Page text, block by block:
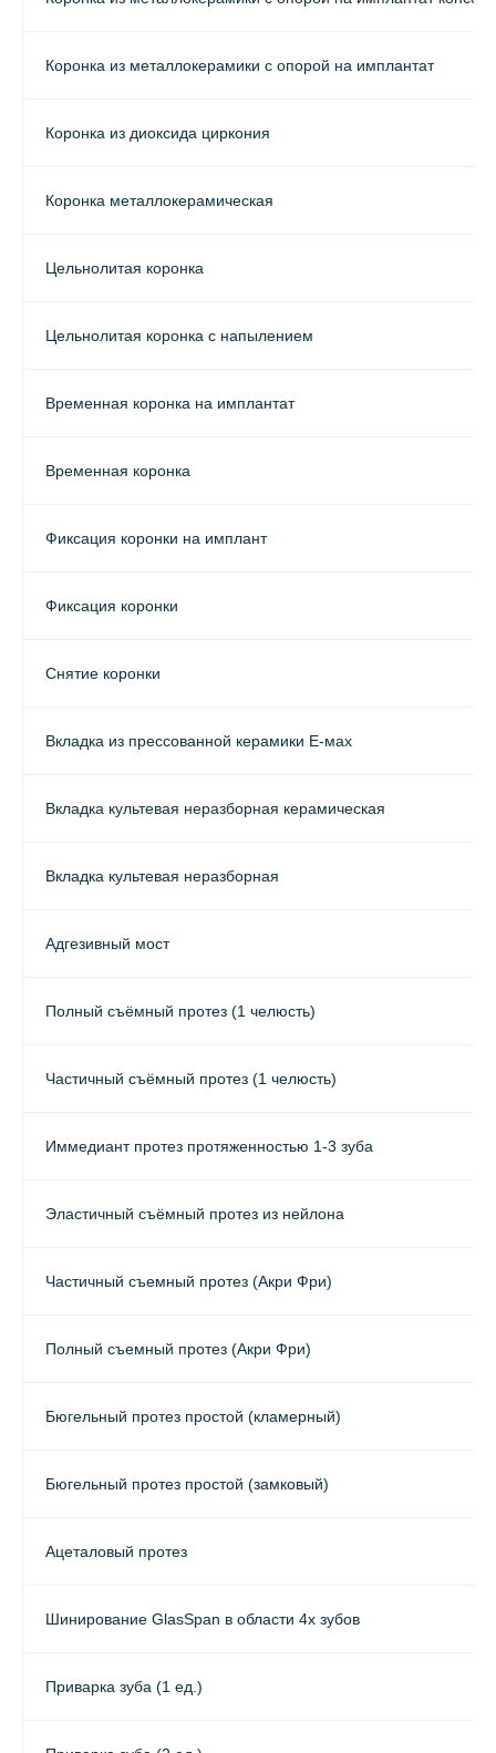
Коронка из металлокерамики с опорой на имплантат
Коронка из диоксида циркония
Коронка металлокерамическая
Цельнолитая коронка
Цельнолитая коронка с напылением
Временная коронка на имплантат
Временная коронка
Фиксация коронки на имплант
Фиксация коронки
Снятие коронки
Вкладка из прессованной керамики E-мах
Вкладка культевая неразборная керамическая
Вкладка культевая неразборная
Адгезивный мост
Полный съёмный протез (1 челюсть)
Частичный съёмный протез (1 челюсть)
Иммедиант протез протяженностью 1-3 зуба
Эластичный съёмный протез из нейлона
Частичный съемный протез (Акри Фри)
Полный съемный протез (Акри Фри)
Бюгельный протез простой (кламерный)
Бюгельный протез простой (замковый)
Ацеталовый протез
Шинирование GlasSpan в области 4х зубов
Приварка зуба (1 ед.)